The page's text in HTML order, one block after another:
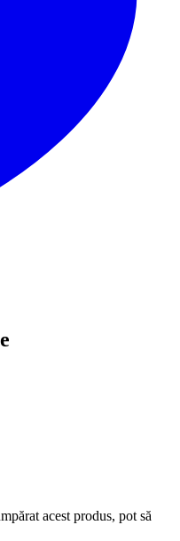
acest produs, pot să